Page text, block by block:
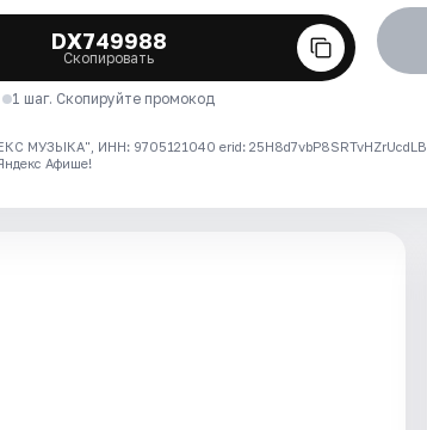
DX749988
Скопировать
1 шаг. Скопируйте промокод
МУЗЫКА", ИНН: 9705121040 erid: 25H8d7vbP8SRTvHZrUcdLB
Афише!